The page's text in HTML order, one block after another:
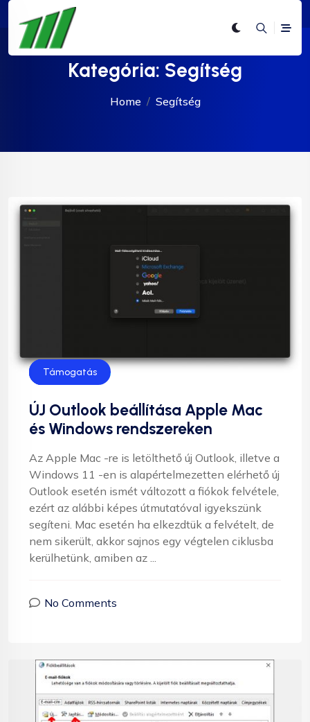
Kategória: Segítség
Home Segítség
Levelezés
Segítség
Támogatás
ÚJ Outlook beállítása Apple Mac
és Windows rendszereken
Az Apple Mac -re is letölthető új Outlook, illetve a
Windows 11 -en is alapértelmezetten elérhető új
Outlook esetén ismét változott a fiókok felvétele,
ezért az alábbi képes útmutatóval igyekszünk
segíteni. Mac esetén ha elkezdtük a felvételt, de
nem sikerült, akkor sajnos egy végtelen ciklusba
kerülhetünk, amiben az ...
No Comments